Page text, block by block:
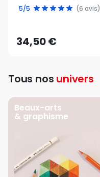
5/5 (6 avis)
34,50 €
Tous nos univers
Beaux-arts
& graphisme